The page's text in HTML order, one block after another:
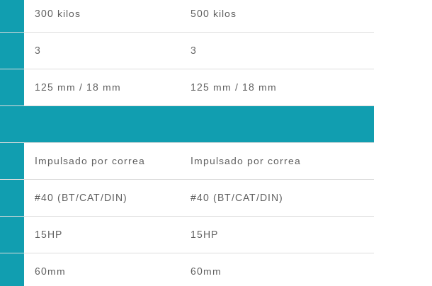
300 kilos 500 kilos
3 3
125 mm / 18 mm 125 mm / 18 mm
Impulsado por correa Impulsado por correa
#40 (BT/CAT/DIN) #40 (BT/CAT/DIN)
15HP 15HP
60mm 60mm